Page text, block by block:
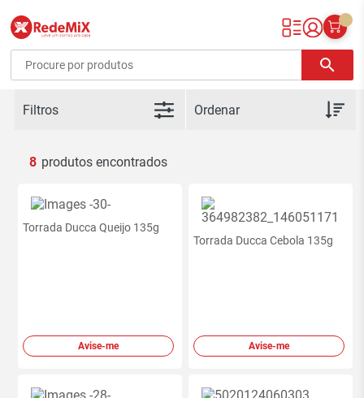
Redemix – Supermercado Online
search
Filtros
8
Torrada Ducca Queijo 135g
Avise-me
Torrada Ducca Cebola 135g
Avise-me